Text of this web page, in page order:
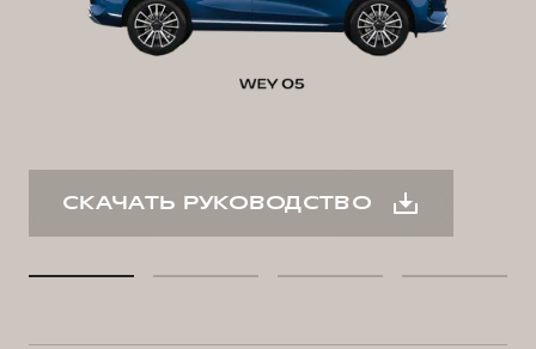
СКАЧАТЬ РУКОВОДСТВО